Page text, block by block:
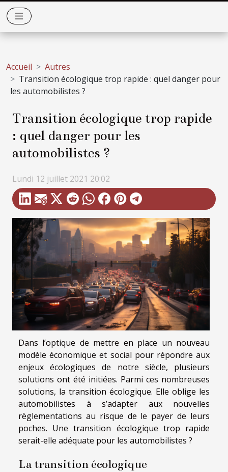
Accueil
Autres
Transition écologique trop rapide : quel danger pour
les automobilistes ?
Transition écologique trop rapide
: quel danger pour les
automobilistes ?
Lundi 12 juillet 2021 20:02
Dans l’optique de mettre en place un nouveau
modèle économique et social pour répondre aux
enjeux écologiques de notre siècle, plusieurs
solutions ont été initiées. Parmi ces nombreuses
solutions, la transition écologique. Elle oblige les
automobilistes à s’adapter aux nouvelles
règlementations au risque de le payer de leurs
poches. Une transition écologique trop rapide
serait-elle adéquate pour les automobilistes ?
La transition écologique